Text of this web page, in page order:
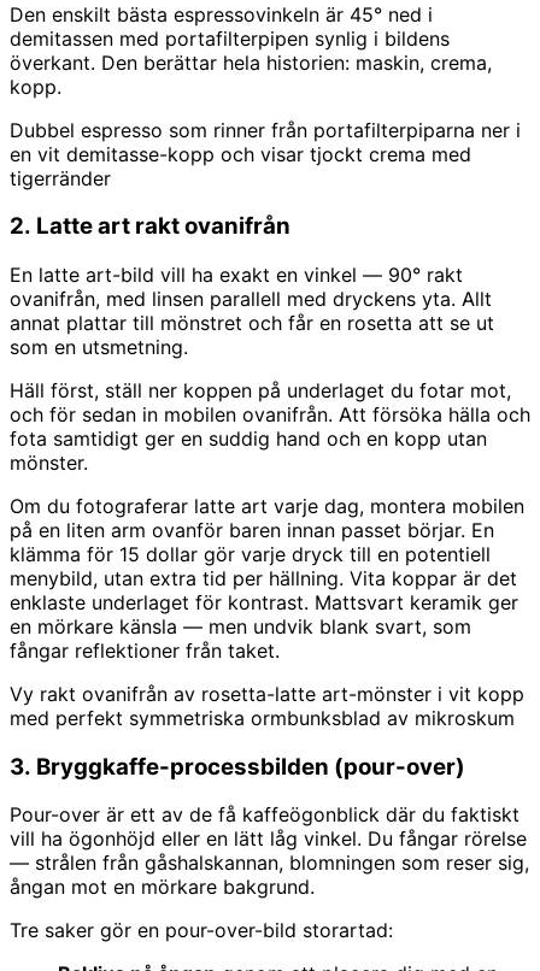
Den enskilt bästa espressovinkeln är 45° ned i
demitassen med portafilterpipen synlig i bildens
överkant. Den berättar hela historien: maskin, crema,
kopp.
Dubbel espresso som rinner från portafilterpiparna ner i
en vit demitasse-kopp och visar tjockt crema med
tigerränder
2. Latte art rakt ovanifrån
En latte art-bild vill ha exakt en vinkel — 90° rakt
ovanifrån, med linsen parallell med dryckens yta. Allt
annat plattar till mönstret och får en rosetta att se ut
som en utsmetning.
Häll först, ställ ner koppen på underlaget du fotar mot,
och för sedan in mobilen ovanifrån. Att försöka hälla och
fota samtidigt ger en suddig hand och en kopp utan
mönster.
Om du fotograferar latte art varje dag, montera mobilen
på en liten arm ovanför baren innan passet börjar. En
klämma för 15 dollar gör varje dryck till en potentiell
menybild, utan extra tid per hällning. Vita koppar är det
enklaste underlaget för kontrast. Mattsvart keramik ger
en mörkare känsla — men undvik blank svart, som
fångar reflektioner från taket.
Vy rakt ovanifrån av rosetta-latte art-mönster i vit kopp
med perfekt symmetriska ormbunksblad av mikroskum
3. Bryggkaffe-processbilden (pour-over)
Pour-over är ett av de få kaffeögonblick där du faktiskt
vill ha ögonhöjd eller en lätt låg vinkel. Du fångar rörelse
— strålen från gåshalskannan, blomningen som reser sig,
ångan mot en mörkare bakgrund.
Tre saker gör en pour-over-bild storartad: